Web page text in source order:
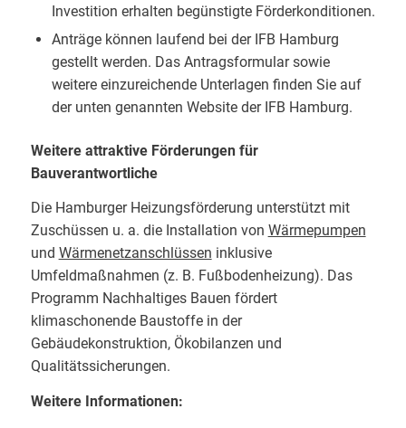
Investition erhalten begünstigte Förderkonditionen.
Anträge können laufend bei der IFB Hamburg
gestellt werden. Das Antragsformular sowie
weitere einzureichende Unterlagen finden Sie auf
der unten genannten Website der IFB Hamburg.
Weitere attraktive Förderungen für
Bauverantwortliche
Die Hamburger Heizungsförderung unterstützt mit
Zuschüssen u. a. die Installation von Wärmepumpen
und Wärmenetzanschlüssen inklusive
Umfeldmaßnahmen (z. B. Fußbodenheizung). Das
Programm Nachhaltiges Bauen fördert
klimaschonende Baustoffe in der
Gebäudekonstruktion, Ökobilanzen und
Qualitätssicherungen.
Weitere Informationen: